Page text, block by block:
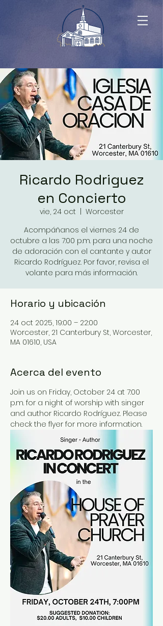
Ricardo Rodriguez
en Concierto
vie, 24 oct
Worcester
Acompáñanos el viernes 24 de
octubre a las 7:00 p.m. para una noche
de adoración con el cantante y autor
Ricardo Rodríguez. Por favor, revisa el
volante para más información.
Horario y ubicación
24 oct 2025, 19:00 – 22:00
Worcester, 21 Canterbury St, Worcester,
MA 01610, USA
Acerca del evento
Join us on Friday, October 24 at 7:00
p.m. for a night of worship with singer
and author Ricardo Rodríguez. Please
check the flyer for more information.